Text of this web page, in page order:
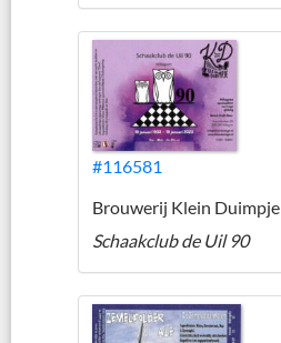
#116581
Brouwerij Klein Duimpje
Schaakclub de Uil 90